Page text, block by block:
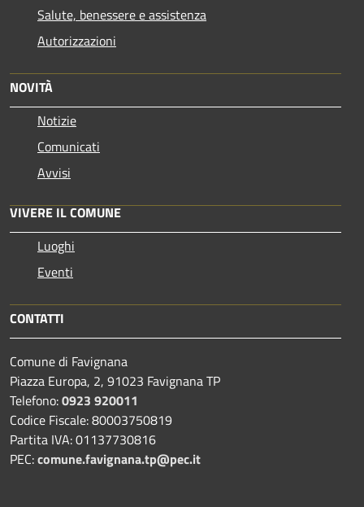
Salute, benessere e assistenza
Autorizzazioni
NOVITÀ
Notizie
Comunicati
Avvisi
VIVERE IL COMUNE
Luoghi
Eventi
CONTATTI
Comune di Favignana
Piazza Europa, 2, 91023 Favignana TP
Telefono:0923 920011
Codice Fiscale: 80003750819
Partita IVA: 01137730816
PEC:comune.favignana.tp@pec.it